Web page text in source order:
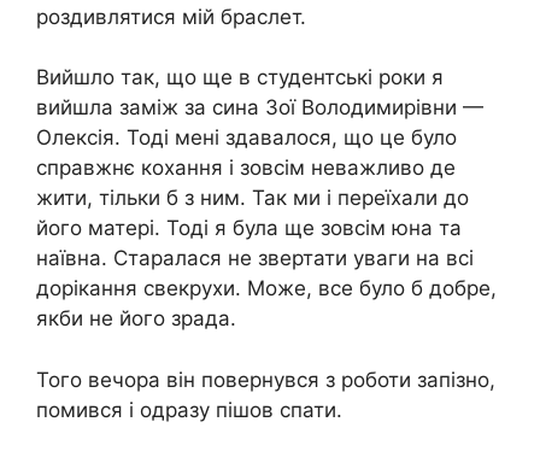
роздивлятися мій браслет.
Вийшло так, що ще в студентські роки я
вийшла заміж за сина Зої Володимирівни —
Олексія. Тоді мені здавалося, що це було
справжнє кохання і зовсім неважливо де
жити, тільки б з ним. Так ми і переїхали до
його матері. Тоді я була ще зовсім юна та
наївна. Старалася не звертати уваги на всі
дорікання свекрухи. Може, все було б добре,
якби не його зрада.
Того вечора він повернувся з роботи запізно,
помився і одразу пішов спати.